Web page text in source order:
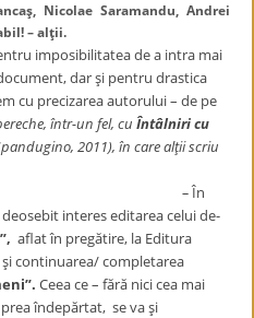
Nicolae Saramandu, Andrei
– alţii.
imposibilitatea de a intra mai
dar şi pentru drastica
cu precizarea autorului – de pe
într-un fel, cuÎntâlniri cu
2011), în care alţii scriu
În
interes editarea celui de-
aflat în pregătire, la Editura
continuarea/ completarea
Ceea ce – fără nici cea mai
îndepărtat, se va şi